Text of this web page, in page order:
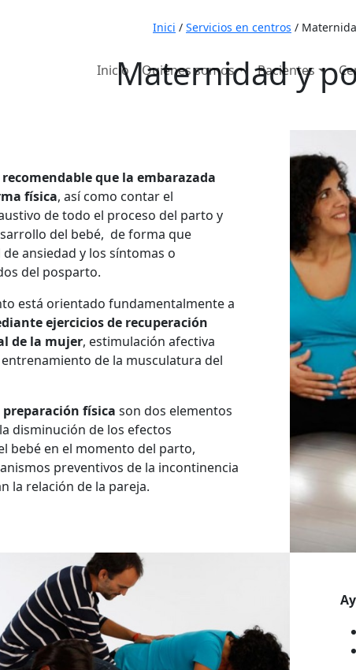
Inicio Quiénes somos Pacientes
Inici / Servicios en centros /
Maternidad y
recomendable que la embarazada
física, así como contar el
de todo el proceso del parto y
del bebé, de forma que
ansiedad y los síntomas o
del posparto.
está orientado fundamentalmente a
ejercicios de recuperación
de la mujer, estimulación afectiva
de la musculatura del
física son dos elementos
disminución de los efectos
bebé en el momento del parto,
preventivos de la incontinencia
la relación de la pareja.